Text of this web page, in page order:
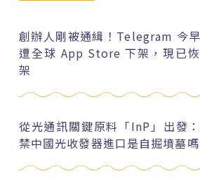
創辦人剛被通緝！Telegram 今
遭全球 App Store 下架，現已
架
從光通訊關鍵原料「InP」出發
禁中國光收發器進口是自掘墳墓嗎